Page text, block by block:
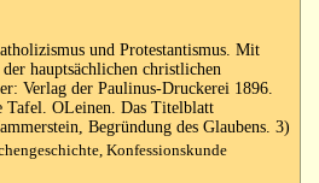
und Protestantismus. Mit
hauptsächlichen christlichen
Verlag der Paulinus-Druckerei 1896.
Tafel. OLeinen. Das Titelblatt
Begründung des Glaubens. 3)
Konfessionskunde